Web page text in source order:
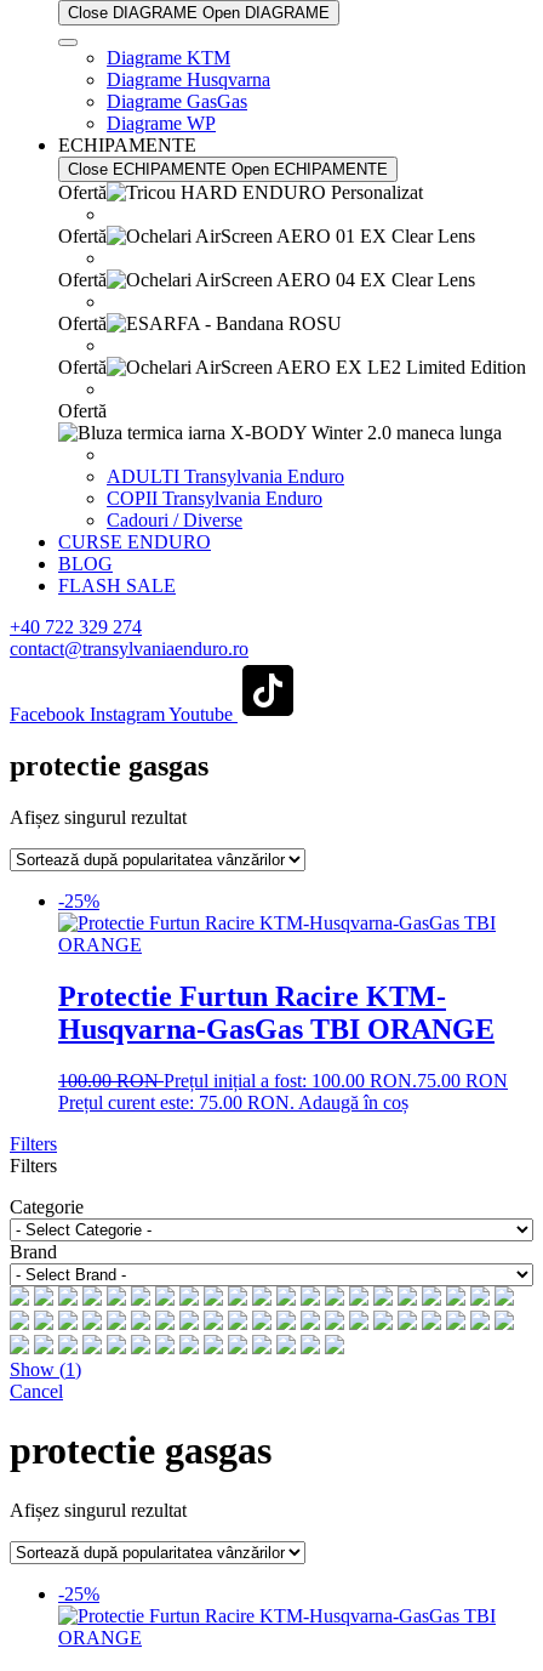
Close DIAGRAME Open DIAGRAME
Diagrame KTM
Diagrame Husqvarna
Diagrame GasGas
Diagrame WP
ECHIPAMENTE
Close ECHIPAMENTE Open ECHIPAMENTE
Ofertă
Ofertă
Ofertă
Ofertă
Ofertă
Ofertă
ADULTI Transylvania Enduro
COPII Transylvania Enduro
Cadouri / Diverse
CURSE ENDURO
BLOG
FLASH SALE
+40 722 329 274
contact@transylvaniaenduro.ro
Facebook InstagramYoutube
protectie gasgas
Afișez singurul rezultat
-25%
Protectie Furtun Racire KTM-
Husqvarna-GasGas TBI ORANGE
100.00RONPrețul inițial a fost: 100.00 RON.75.00 RON
Prețul curent este: 75.00 RON. Adaugă în coș
Filters
Filters
Categorie
Brand
Show (1)
Cancel
protectie gasgas
Afișez singurul rezultat
-25%